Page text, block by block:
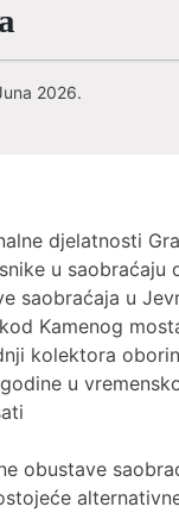
2026.
djelatnosti
u saobraćaju
saobraćaja u
Kamenog
kolektora
u
obustave